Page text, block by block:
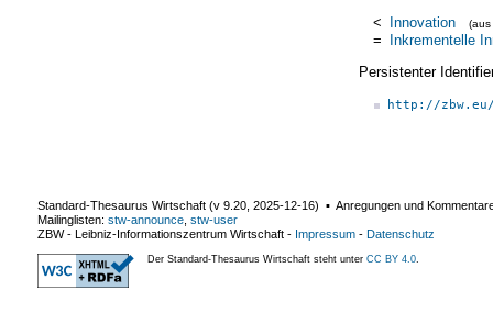
< Innovation (aus
= Inkrementelle
Persistenter
http://
Standard-Thesaurus Wirtschaft (v 9.20 2025-12-16) ▪ Anregungen und
Mailinglisten: stw-announce stw-user
ZBW - Leibniz-Informationszentrum Wirtschaft - Impressum - Datenschutz
Der Standard-Thesaurus Wirtschaft steht unter CC BY 4.0